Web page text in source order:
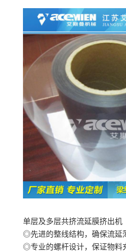
单层及多层共挤流延膜挤出机
◎先进的整线结构，确保流延
◎专业的螺杆设计，保证物料